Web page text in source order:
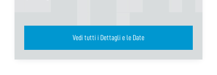
Vedi tutti i Dettagli e le Date